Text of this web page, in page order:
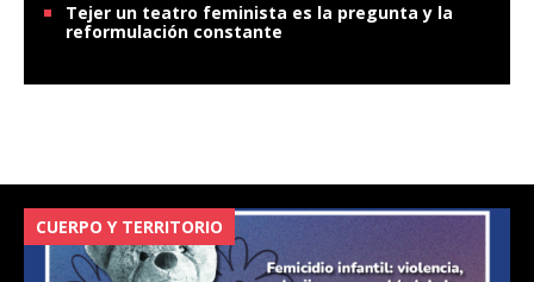
Tejer un teatro feminista es la pregunta y la
reformulación constante
CUERPO Y TERRITORIO